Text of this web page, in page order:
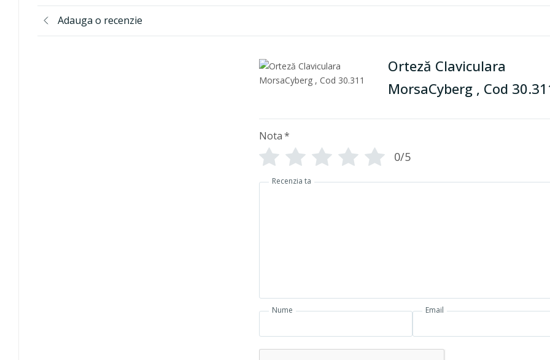
Adauga o recenzie
Orteză Claviculara
MorsaCyberg , Cod
Nota*
0/5
Recenzia ta
Nume Email